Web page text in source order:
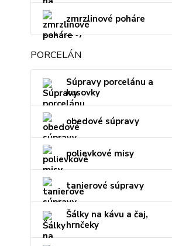
zmrzlinové poháre
PORCELÁN
Súpravy porcelánu a
kusovky
obedové súpravy
polievkové misy
tanierové súpravy
Šálky na kávu a čaj,
hrnčeky